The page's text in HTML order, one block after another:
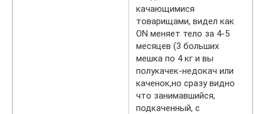
качающимися
товарищами, видел как
ON меняет тело за 4-5
месяцев (3 больших
мешка по 4 кг и вы
полукачек-недокач или
каченок,но сразу видно
что занимавшийся,
подкаченный, с